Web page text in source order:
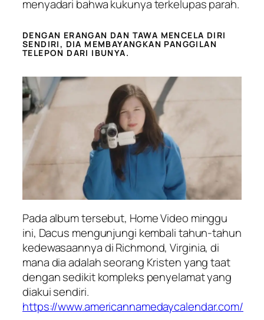
menyadari bahwa kukunya terkelupas parah.
DENGAN ERANGAN DAN TAWA MENCELA DIRI
SENDIRI, DIA MEMBAYANGKAN PANGGILAN
TELEPON DARI IBUNYA.
Pada album tersebut, Home Video minggu
ini, Dacus mengunjungi kembali tahun-tahun
kedewasaannya di Richmond, Virginia, di
mana dia adalah seorang Kristen yang taat
dengan sedikit kompleks penyelamat yang
diakui sendiri.
https://www.americannamedaycalendar.com/